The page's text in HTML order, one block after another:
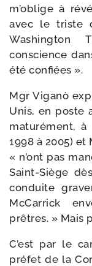
m’oblige à
avec le triste
Washington
conscience
été confiées ».
Mgr Viganò
Unis, en poste
ma­tu­ré­ment,
1998 à 2005) et
« n’ont pas
Saint-​Siège
conduite
McCarrick
prêtres. » Mais
C’est par le
pré­fet de la